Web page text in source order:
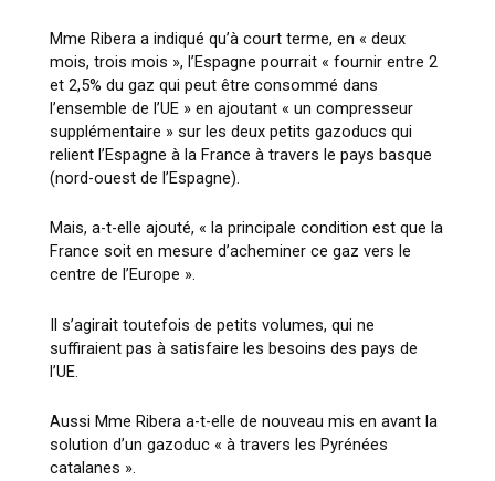
Mme Ribera a indiqué qu’à court terme, en « deux
mois, trois mois », l’Espagne pourrait « fournir entre 2
et 2,5% du gaz qui peut être consommé dans
l’ensemble de l’UE » en ajoutant « un compresseur
supplémentaire » sur les deux petits gazoducs qui
relient l’Espagne à la France à travers le pays basque
(nord-ouest de l’Espagne).
Mais, a-t-elle ajouté, « la principale condition est que la
France soit en mesure d’acheminer ce gaz vers le
centre de l’Europe ».
Il s’agirait toutefois de petits volumes, qui ne
suffiraient pas à satisfaire les besoins des pays de
l’UE.
Aussi Mme Ribera a-t-elle de nouveau mis en avant la
solution d’un gazoduc « à travers les Pyrénées
catalanes ».